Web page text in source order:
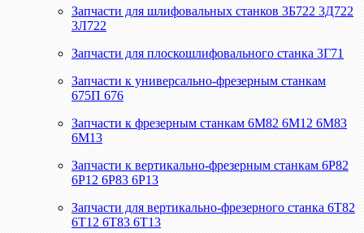
Запчасти для шлифовальных станков 3Б722 3Д722
3Л722
Запчасти для плоскошлифовального станка 3Г71
Запчасти к универсально-фрезерным станкам
675П 676
Запчасти к фрезерным станкам 6М82 6М12 6М83
6М13
Запчасти к вертикально-фрезерным станкам 6Р82
6Р12 6Р83 6Р13
Запчасти для вертикально-фрезерного станка 6Т82
6Т12 6Т83 6Т13